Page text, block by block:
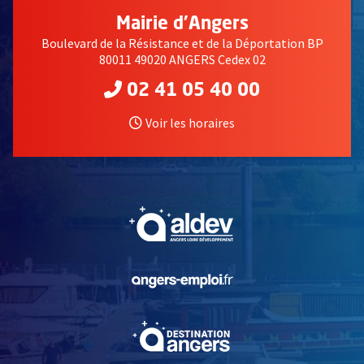
Mairie d'Angers
Boulevard de la Résistance et de la Déportation BP
80011 49020 ANGERS Cedex 02
02 41 05 40 00
Voir les horaires
, Ouvre une nouvelle